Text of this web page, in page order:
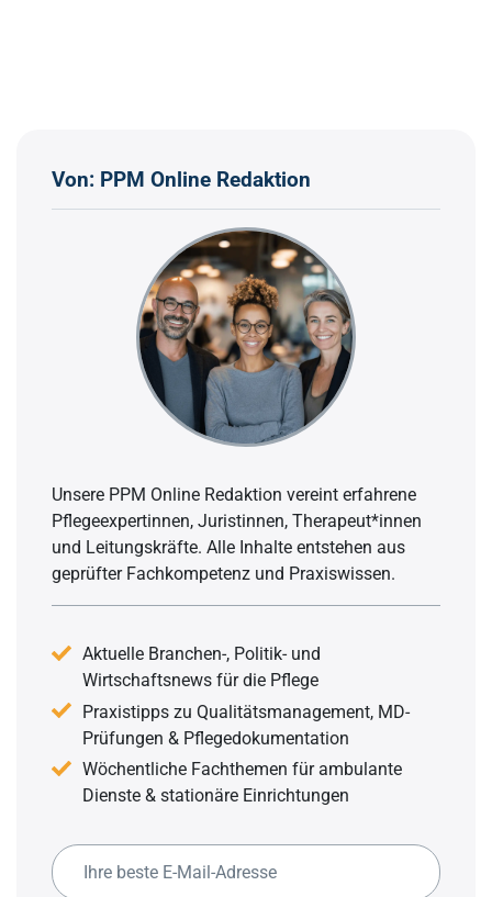
Von: PPM Online Redaktion
Unsere PPM Online Redaktion vereint erfahrene
Pflegeexpertinnen, Juristinnen, Therapeut*innen
und Leitungskräfte. Alle Inhalte entstehen aus
geprüfter Fachkompetenz und Praxiswissen.
Aktuelle Branchen-, Politik- und
Wirtschaftsnews für die Pflege
Praxistipps zu Qualitätsmanagement, MD-
Prüfungen & Pflegedokumentation
Wöchentliche Fachthemen für ambulante
Dienste & stationäre Einrichtungen